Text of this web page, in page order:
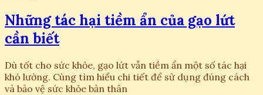
Những tác hại tiềm ẩn của gạo lứt
cần biết
Dù tốt cho sức khỏe, gạo lứt vẫn tiềm ẩn một số tác hại
khó lường. Cùng tìm hiểu chi tiết để sử dụng đúng cách
và bảo vệ sức khỏe bản thân